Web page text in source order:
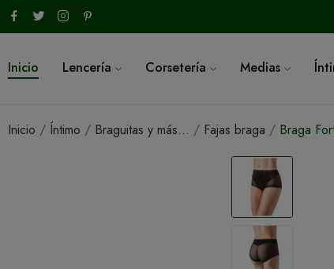
Inicio Lencería Corsetería Medias
Inicio Íntimo Braguitas y más... Fajas braga Braga